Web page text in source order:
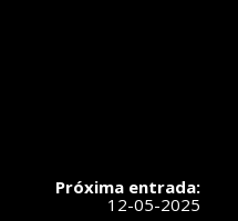
Próxima entrada:
12-05-2025